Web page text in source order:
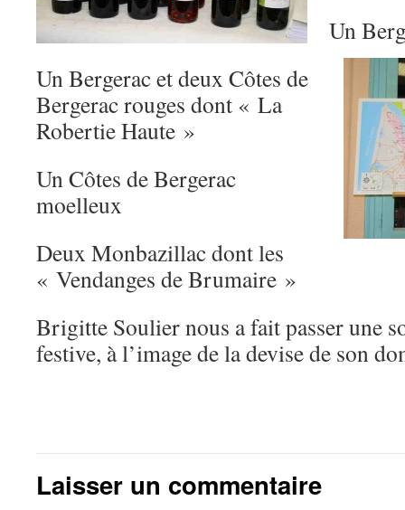
Un
Un Bergerac et deux Côtes de
Bergerac rouges dont « La
Robertie Haute »
Un Côtes de Bergerac
moelleux
Deux Monbazillac dont les
« Vendanges de Brumaire »
Brigitte Soulier nous a fait passer une
festive, à l’image de la devise de son
Laisser un commentaire